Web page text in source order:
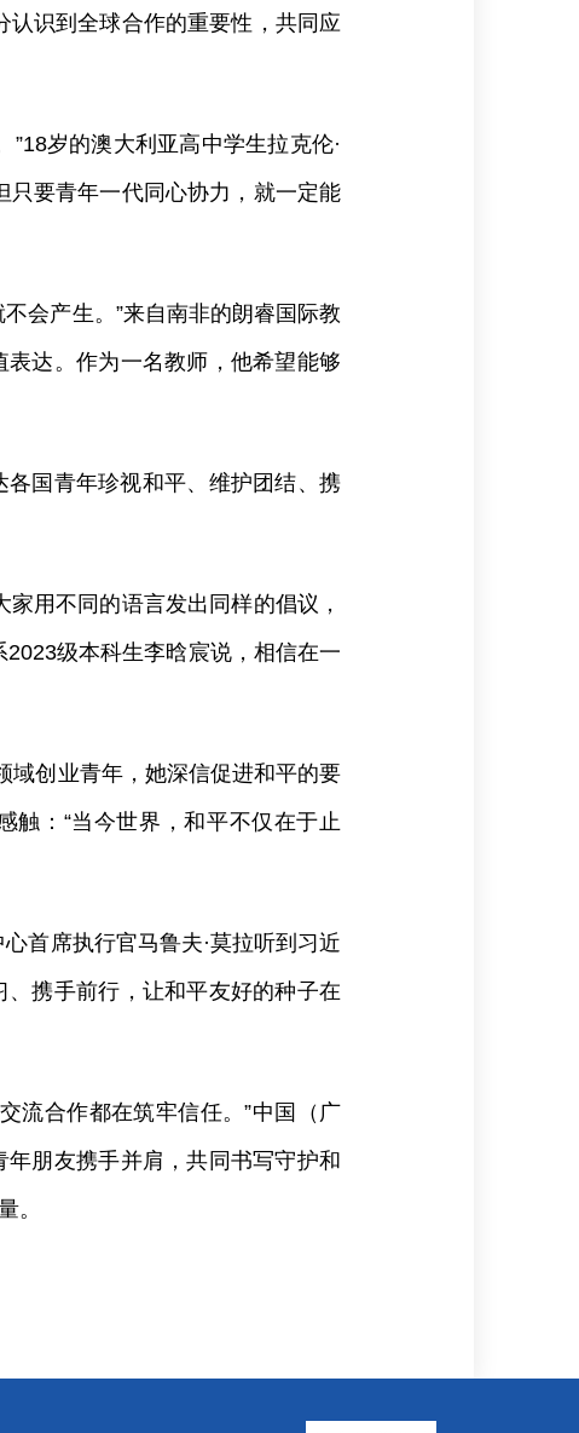
认识到全球合作的重要性，共同应
岁的澳大利亚高中学生拉克伦·
只要青年一代同心协力，就一定能
会产生。”来自南非的朗睿国际教
达。作为一名教师，他希望能够
国青年珍视和平、维护团结、携
用不同的语言发出同样的倡议，
级本科生李晗宸说，相信在一
域创业青年，她深信促进和平的要
触：“当今世界，和平不仅在于止
首席执行官马鲁夫·莫拉听到习近
携手前行，让和平友好的种子在
流合作都在筑牢信任。”中国（广
朋友携手并肩，共同书写守护和
。